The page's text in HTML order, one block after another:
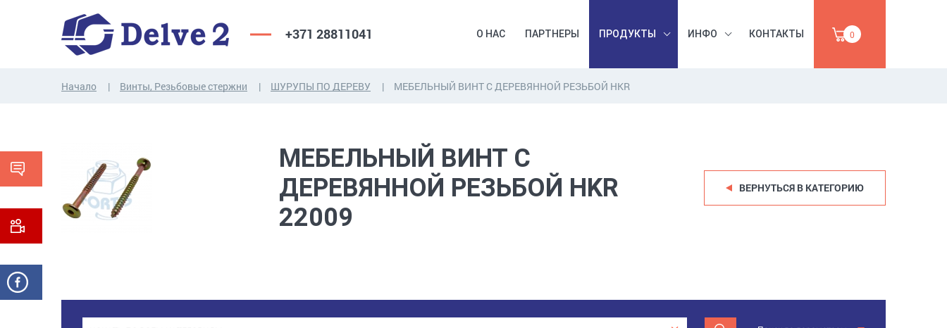
+371 28811041 О НАС ПАРТНЕРЫ ПРОДУКТЫ
СТЕРЖНИ
ДЮБЕЛЬГВОЗДЬ,
ЯКОРЯ, КРЕПЕЖИ
ФУРНИТУРА,
ЛЕНТЫ, ГВОЗДИ
ИНФО КОНТАКТЫ 0
Начало Винты, Резьбовые стержни ШУРУПЫ ПО ДЕРЕВУ МЕБЕЛЬНЫЙ ВИНТ С ДЕРЕВЯННОЙ РЕЗЬБОЙ HKR
МЕБЕЛЬНЫЙ ВИНТ С
ДЕРЕВЯННОЙ РЕЗЬБОЙ HKR
22009
ВЕРНУТЬСЯ В КАТЕГОРИЮ